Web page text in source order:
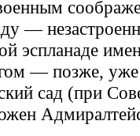
—
эспланаде
— позже,
сад (при